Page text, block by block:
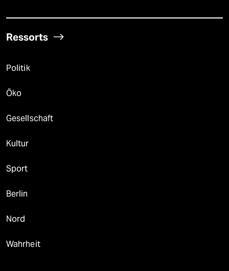
Ressorts
Politik
Öko
Gesellschaft
Kultur
Sport
Berlin
Nord
Wahrheit